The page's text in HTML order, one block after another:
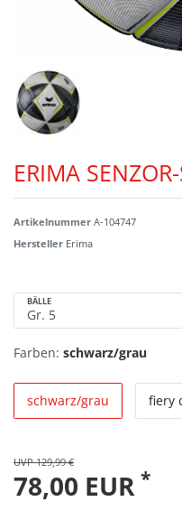
ERIMA
Artikelnummer A-104747
Hersteller Erima
BÄLLE
Farben: schwarz/grau
schwarz/grau fiery
UVP 129,99 €
78,00 EUR *